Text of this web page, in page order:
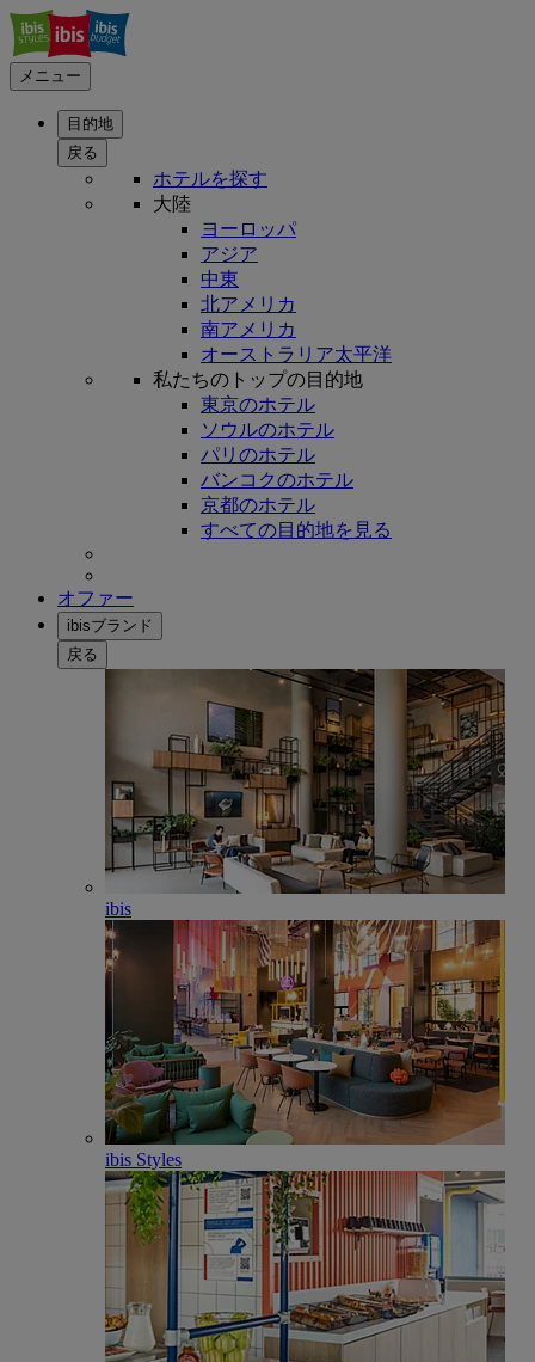
メニュー
目的地
戻る
ホテルを探す
大陸
ヨーロッパ
アジア
中東
北アメリカ
南アメリカ
オーストラリア太平洋
私たちのトップの目的地
東京のホテル
ソウルのホテル
パリのホテル
バンコクのホテル
京都のホテル
すべての目的地を見る
オファー
ibisブランド
戻る
ibis
ibis Styles